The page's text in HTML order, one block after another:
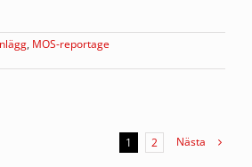
, MOS-reportage
1 2 Nästa